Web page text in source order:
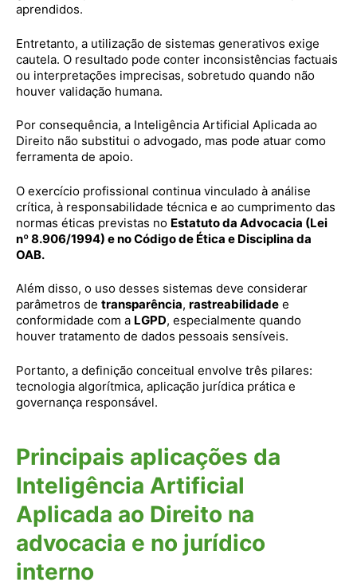
aprendidos.
Entretanto, a utilização de sistemas generativos exige
cautela. O resultado pode conter inconsistências factuais
ou interpretações imprecisas, sobretudo quando não
houver validação humana.
Por consequência, a Inteligência Artificial Aplicada ao
Direito não substitui o advogado, mas pode atuar como
ferramenta de apoio.
O exercício profissional continua vinculado à análise
crítica, à responsabilidade técnica e ao cumprimento das
normas éticas previstas no Estatuto da Advocacia (Lei
nº 8.906/1994) e no Código de Ética e Disciplina da
OAB.
Além disso, o uso desses sistemas deve considerar
parâmetros de transparência, rastreabilidade e
conformidade com a LGPD, especialmente quando
houver tratamento de dados pessoais sensíveis.
Portanto, a definição conceitual envolve três pilares:
tecnologia algorítmica, aplicação jurídica prática e
governança responsável.
Principais aplicações da
Inteligência Artificial
Aplicada ao Direito na
advocacia e no jurídico
interno